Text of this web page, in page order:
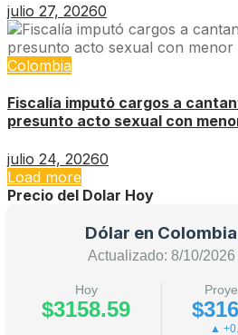
julio 27, 20260
Colombia
Fiscalía imputó cargos a
presunto acto sexual con
julio 24, 20260
Load more
Precio del Dolar Hoy
Dólar en Colombia
Actualizado: 8/10/2026
Hoy
$3158.59
▲